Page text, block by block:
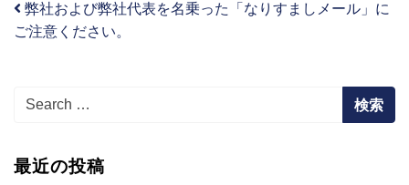
投稿ナビゲーション
弊社および弊社代表を名乗った「なりすましメール」に
ご注意ください。
Search for:
最近の投稿